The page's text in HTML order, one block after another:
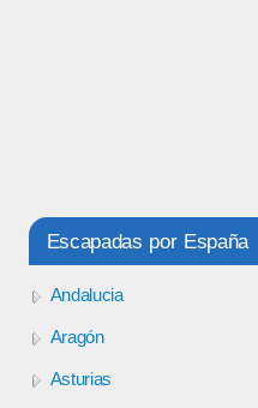
Escapadas por España
Andalucia
Aragón
Asturias